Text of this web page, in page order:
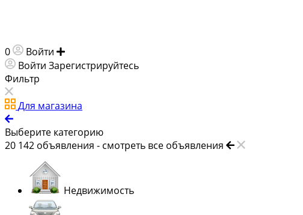
0 Войти
Войти Зарегистрируйтесь
Фильтр
Для магазина
Выберите категорию
20 142 объявления - смотреть все объявления
Недвижимость